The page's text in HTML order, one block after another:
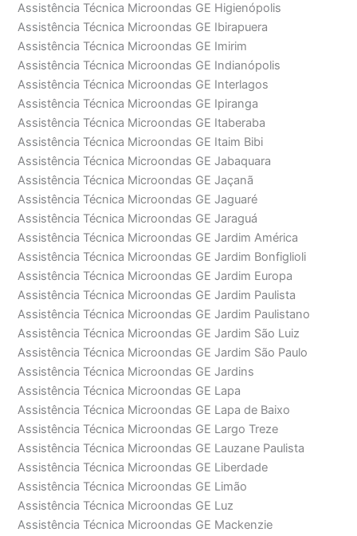
Assistência Técnica Microondas GE Higienópolis
Assistência Técnica Microondas GE Ibirapuera
Assistência Técnica Microondas GE Imirim
Assistência Técnica Microondas GE Indianópolis
Assistência Técnica Microondas GE Interlagos
Assistência Técnica Microondas GE Ipiranga
Assistência Técnica Microondas GE Itaberaba
Assistência Técnica Microondas GE Itaim Bibi
Assistência Técnica Microondas GE Jabaquara
Assistência Técnica Microondas GE Jaçanã
Assistência Técnica Microondas GE Jaguaré
Assistência Técnica Microondas GE Jaraguá
Assistência Técnica Microondas GE Jardim América
Assistência Técnica Microondas GE Jardim Bonfiglioli
Assistência Técnica Microondas GE Jardim Europa
Assistência Técnica Microondas GE Jardim Paulista
Assistência Técnica Microondas GE Jardim Paulistano
Assistência Técnica Microondas GE Jardim São Luiz
Assistência Técnica Microondas GE Jardim São Paulo
Assistência Técnica Microondas GE Jardins
Assistência Técnica Microondas GE Lapa
Assistência Técnica Microondas GE Lapa de Baixo
Assistência Técnica Microondas GE Largo Treze
Assistência Técnica Microondas GE Lauzane Paulista
Assistência Técnica Microondas GE Liberdade
Assistência Técnica Microondas GE Limão
Assistência Técnica Microondas GE Luz
Assistência Técnica Microondas GE Mackenzie